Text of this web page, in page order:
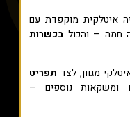
איטלקית מוקפדת עם
חמה – והכול בכשרות
מגוון, לצד תפריט
ומשקאות נוספים –